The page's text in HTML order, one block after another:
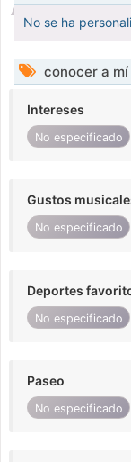
No se ha
conocer a mí
Intereses
No especificado
Gustos
No especificado
Deportes
No especificado
Paseo
No especificado